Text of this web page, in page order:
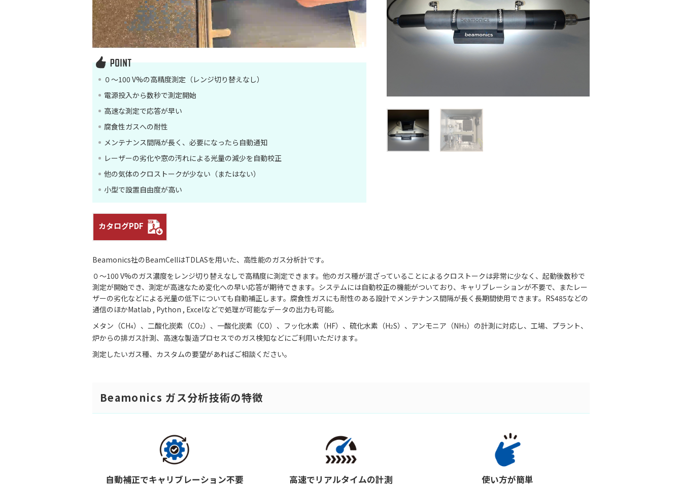
０～100 V%の高精度測定（レンジ切り替えなし）
電源投入から数秒で測定開始
高速な測定で応答が早い
腐食性ガスへの耐性
メンテナンス間隔が長く、必要になったら自動通知
レーザーの劣化や窓の汚れによる光量の減少を自動校正
他の気体のクロストークが少ない（またはない）
小型で設置自由度が高い
カタログPDF
Beamonics社のBeamCellはTDLASを用いた、高性能のガス分析計です。
０～100 V%のガス濃度をレンジ切り替えなしで高精度に測定できます。他のガス種が混ざっていることによるクロストークは非常に少なく、起動後数秒で
測定が開始でき、測定が高速なため変化への早い応答が期待できます。システムには自動校正の機能がついており、キャリブレーションが不要で、またレー
ザーの劣化などによる光量の低下についても自動補正します。腐食性ガスにも耐性のある設計でメンテナンス間隔が長く長期間使用できます。RS485などの
通信のほかMatlab , Python , Excelなどで処理が可能なデータの出力も可能。
メタン（CH4）、二酸化炭素（CO2）、一酸化炭素（CO）、フッ化水素（HF）、硫化水素（H2S）、アンモニア（NH3）の計測に対応し、工場、プラント、
炉からの排ガス計測、高速な製造プロセスでのガス検知などにご利用いただけます。
測定したいガス種、カスタムの要望があればご相談ください。
Beamonics ガス分析技術の特徴
自動補正でキャリブレーション不要 高速でリアルタイムの計測 使い方が簡単